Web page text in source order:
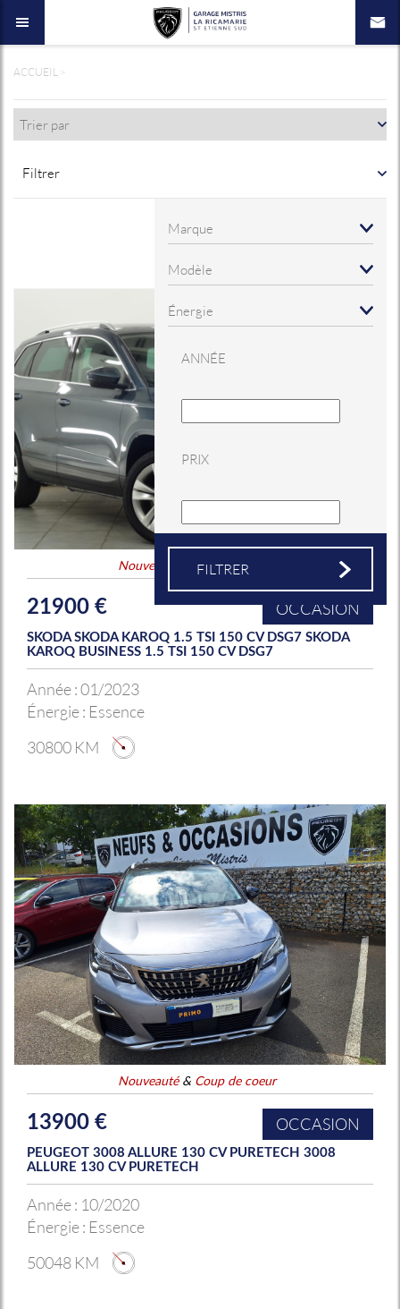
ACCUEIL
Filtrer
ANNÉE
PRIX
Nouveauté Coup de coeur
21900 € OCCASION
SKODA SKODA KAROQ 1.5 TSI 150 CV DSG7 SKODA
KAROQ BUSINESS 1.5 TSI 150 CV DSG7
Année :01/2023
Énergie : Essence
30800 KM
Nouveauté& Coup de coeur
13900 € OCCASION
PEUGEOT 3008 ALLURE 130 CV PURETECH 3008
ALLURE 130 CV PURETECH
Année : 10/2020
Énergie : Essence
50048 KM